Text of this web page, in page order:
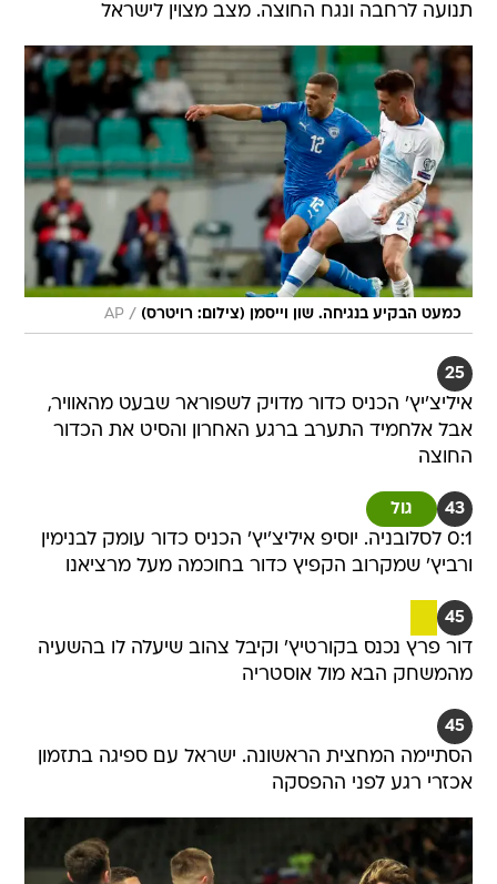
תנועה לרחבה ונגח החוצה. מצב מצוין לישראל
כמעט הבקיע בנגיחה. שון וייסמן (צילום: רויטרס) /
AP
25
איליצ'יץ' הכניס כדור מדויק לשפוראר שבעט מהאוויר,
אבל אלחמיד התערב ברגע האחרון והסיט את הכדור
החוצה
43 גול
0:1 לסלובניה. יוסיפ איליצ'יץ' הכניס כדור עומק לבנימין
ורביץ' שמקרוב הקפיץ כדור בחוכמה מעל מרציאנו
45
דור פרץ נכנס בקורטיץ' וקיבל צהוב שיעלה לו בהשעיה
מהמשחק הבא מול אוסטריה
45
הסתיימה המחצית הראשונה. ישראל עם ספיגה בתזמון
אכזרי רגע לפני ההפסקה